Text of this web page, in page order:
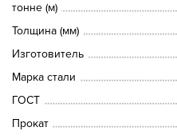
тонне (м)
Толщина (мм)
Изготовитель
Марка стали
ГОСТ
Прокат